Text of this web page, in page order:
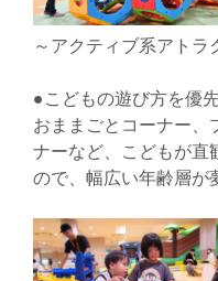
～アクティブ系アトラ
●こどもの遊び方を優
おままごとコーナー、
ナーなど、こどもが直
ので、幅広い年齢層が